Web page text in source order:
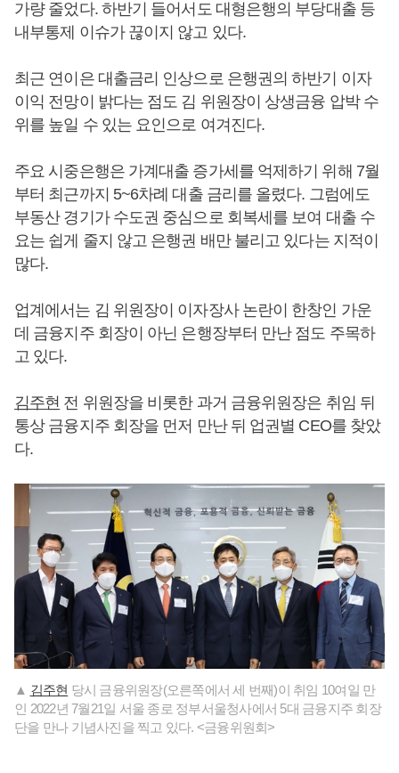
가량 줄었다. 하반기 들어서도 대형은행의 부당대출 등
내부통제 이슈가 끊이지 않고 있다.
최근 연이은 대출금리 인상으로 은행권의 하반기 이자
이익 전망이 밝다는 점도 김 위원장이 상생금융 압박 수
위를 높일 수 있는 요인으로 여겨진다.
주요 시중은행은 가계대출 증가세를 억제하기 위해 7월
부터 최근까지 5~6차례 대출 금리를 올렸다. 그럼에도
부동산 경기가 수도권 중심으로 회복세를 보여 대출 수
요는 쉽게 줄지 않고 은행권 배만 불리고 있다는 지적이
많다.
업계에서는 김 위원장이 이자장사 논란이 한창인 가운
데 금융지주 회장이 아닌 은행장부터 만난 점도 주목하
고 있다.
김주현 전 위원장을 비롯한 과거 금융위원장은 취임 뒤
통상 금융지주 회장을 먼저 만난 뒤 업권별 CEO를 찾았
다.
▲ 김주현 당시 금융위원장(오른쪽에서 세 번째)이 취임 10여일 만
인 2022년 7월21일 서울 종로 정부서울청사에서 5대 금융지주 회장
단을 만나 기념사진을 찍고 있다. <금융위원회>